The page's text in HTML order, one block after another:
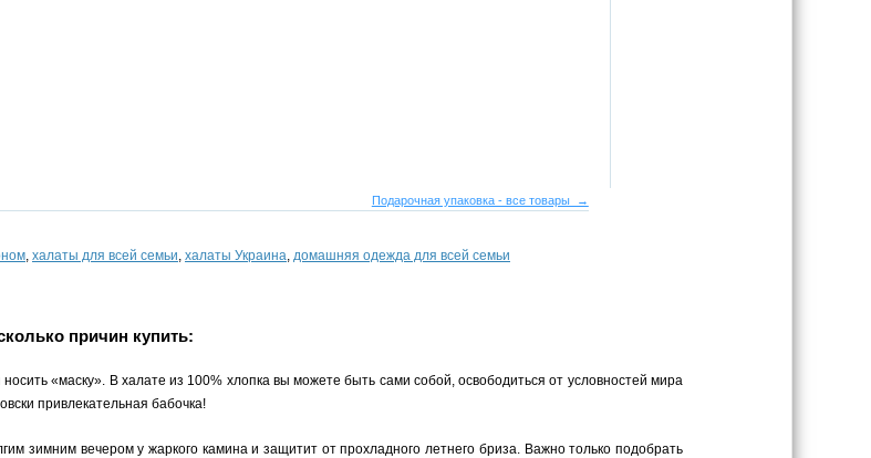
Подарочная упаковка - все товары →
, халаты для всей семьи, халаты Украина, домашняя одежда для всей семьи
причин купить:
«маску». В халате из 100% хлопка вы можете быть сами собой, освободиться от условностей мира
привлекательная бабочка!
зимним вечером у жаркого камина и защитит от прохладного летнего бриза. Важно только подобрать